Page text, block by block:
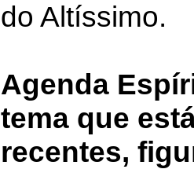
do Altíssimo.
Agenda
tema que
recentes,